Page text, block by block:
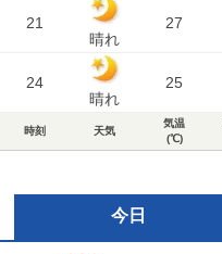
21
晴れ
27
24
晴れ
25
時刻 天気
気温
(℃)
今日